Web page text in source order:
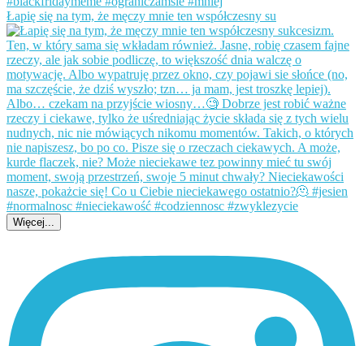
Łapię się na tym, że męczy mnie ten współczesny su
Więcej...